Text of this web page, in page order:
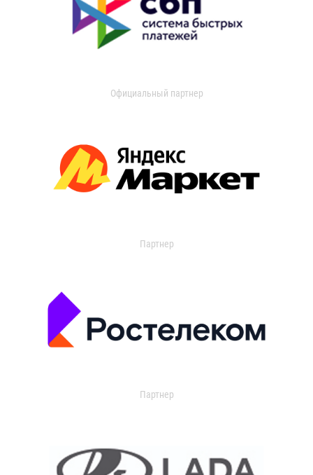
Официальный партнер
Партнер
Партнер